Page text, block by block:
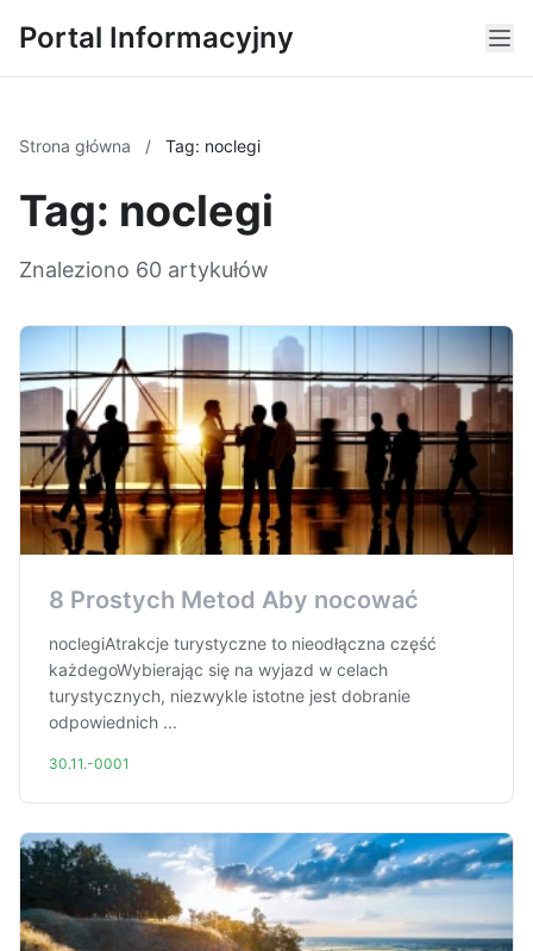
Portal Informacyjny
Strona główna / Tag: noclegi
Tag: noclegi
Znaleziono 60 artykułów
8 Prostych Metod Aby nocować
noclegiAtrakcje turystyczne to nieodłączna część
każdegoWybierając się na wyjazd w celach
turystycznych, niezwykle istotne jest dobranie
odpowiednich ...
30.11.-0001